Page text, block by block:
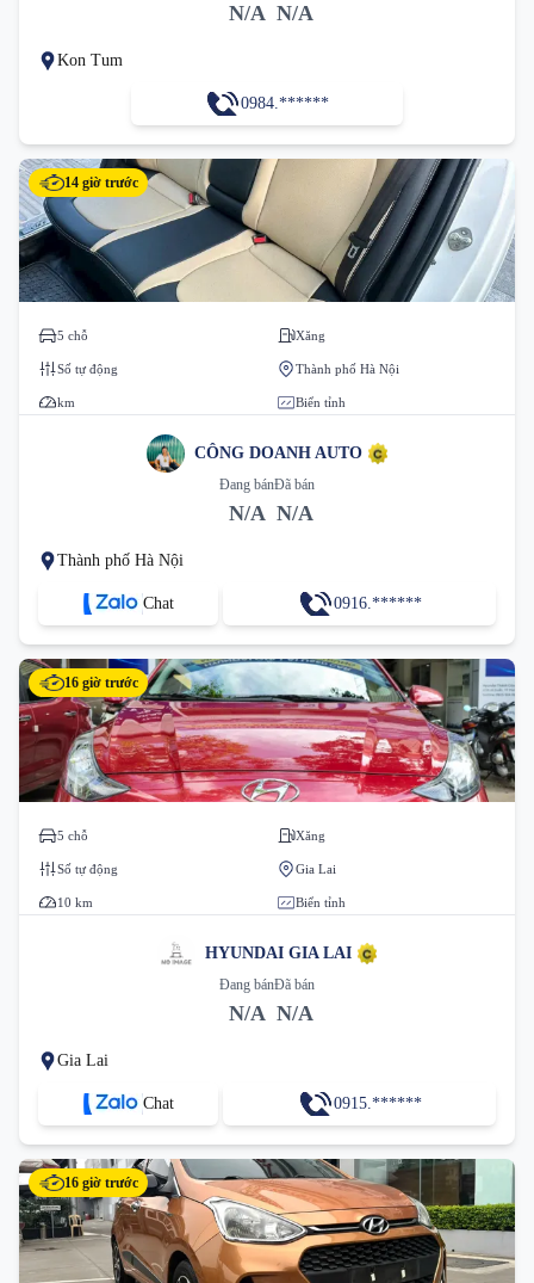
N/A N/A
Kon Tum
0984.******
14 giờ trước
5 chỗ Xăng
Số tự động Thành phố Hà Nội
km Biển tỉnh
CÔNG DOANH AUTO
Đang bán
N/A
Đã bán
N/A
Thành phố Hà Nội
Chat 0916.******
16 giờ trước
5 chỗ Xăng
Số tự động Gia Lai
10 km Biển tỉnh
HYUNDAI GIA LAI
Đang bán
N/A
Đã bán
N/A
Gia Lai
Chat 0915.******
16 giờ trước